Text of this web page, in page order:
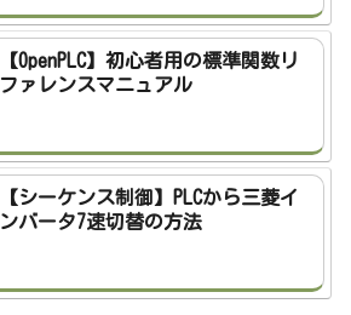
【OpenPLC】初心者用の標準関数リ
ファレンスマニュアル
【シーケンス制御】PLCから三菱イ
ンバータ7速切替の方法